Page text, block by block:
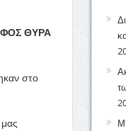
ΘΥΡΑ
στο